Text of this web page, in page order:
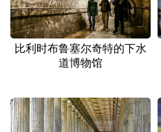
Deutsch Português
比利时布鲁塞尔奇特的下水
道博物馆